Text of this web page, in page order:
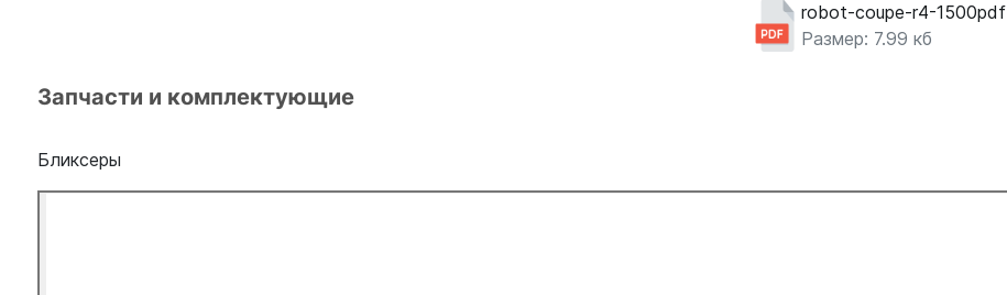
robot-coupe-r4-1500pdf
Размер: 7.99 кб
Запчасти и комплектующие
Бликсеры